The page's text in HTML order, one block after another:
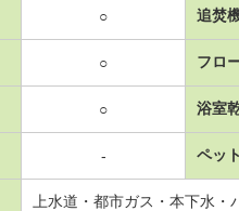
○ 追焚
○ フロ
○ 浴室
- ペッ
上水道・都市ガス・本下水